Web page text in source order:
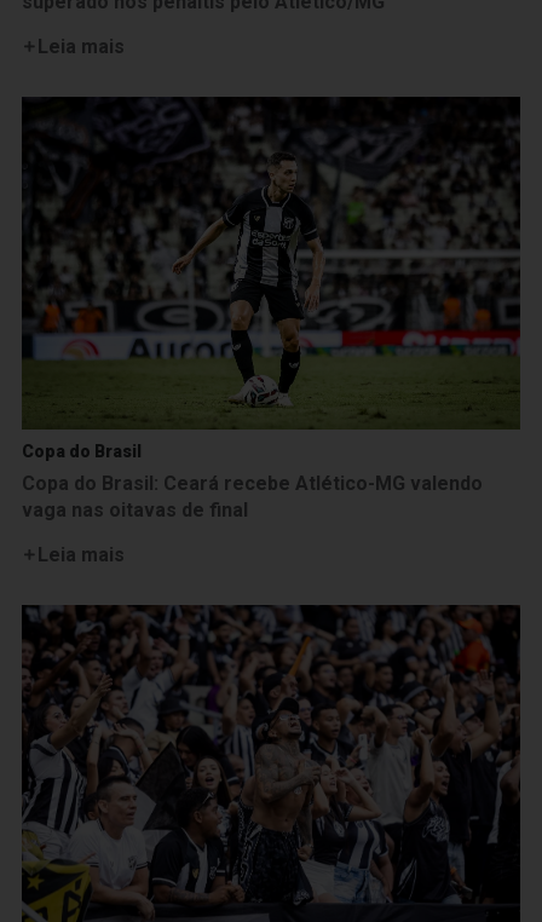
Leia mais
Copa do Brasil
Copa do Brasil: Ceará recebe Atlético-MG valendo
vaga nas oitavas de final
Leia mais